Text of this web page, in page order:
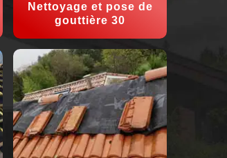
Nettoyage et pose de
gouttière 30